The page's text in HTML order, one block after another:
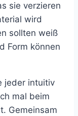
sie verzieren
wird
sollten weiß
Form können
jeder intuitiv
mal beim
Gemeinsam